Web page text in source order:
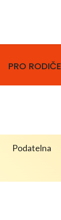
PRO RODIČE
Podatelna